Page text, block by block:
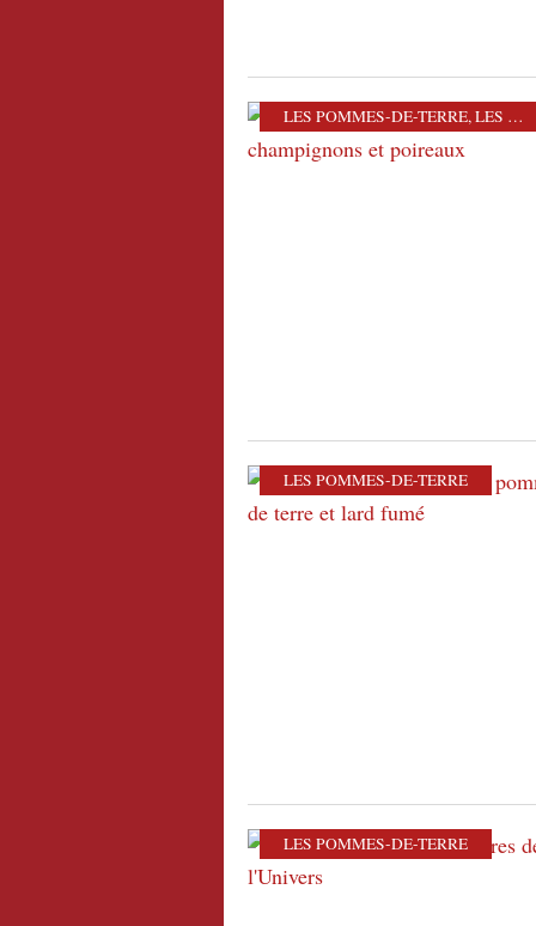
LES POMMES-DE-TERRE,LES PLATS VÉGÉTARIENS
LES POMMES-DE-TERRE
LES POMMES-DE-TERRE